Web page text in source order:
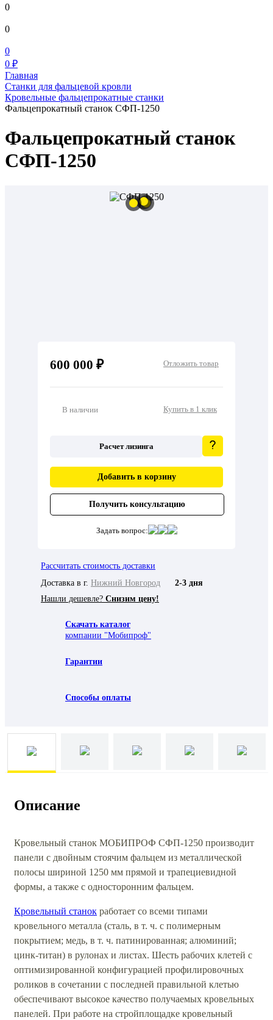
0
0
0
0 ₽
Главная
Станки для фальцевой кровли
Кровельные фальцепрокатные станки
Фальцепрокатный станок СФП-1250
Фальцепрокатный станок
СФП-1250
600 000 ₽ Отложить товар
В наличии Купить в 1 клик
Расчет лизинга
Добавить в корзину
Получить консультацию
Задать вопрос:
Рассчитать стоимость доставки
Доставка в г. Нижний Новгород
2-3 дня
Нашли дешевле? Снизим цену!
Скачать каталог
компании "Мобипроф"
Гарантии
Способы оплаты
Описание
Кровельный станок МОБИПРОФ СФП-1250 производит
панели с двойным стоячим фальцем из металлической
полосы шириной 1250 мм прямой и трапециевидной
формы, а также с односторонним фальцем.
Кровельный станок работает со всеми типами
кровельного металла (сталь, в т. ч. с полимерным
покрытием; медь, в т. ч. патинированная; алюминий;
цинк-титан) в рулонах и листах. Шесть рабочих клетей с
оптимизированной конфигурацией профилировочных
роликов в сочетании с последней правильной клетью
обеспечивают высокое качество получаемых кровельных
панелей. При работе на стройплощадке кровельный